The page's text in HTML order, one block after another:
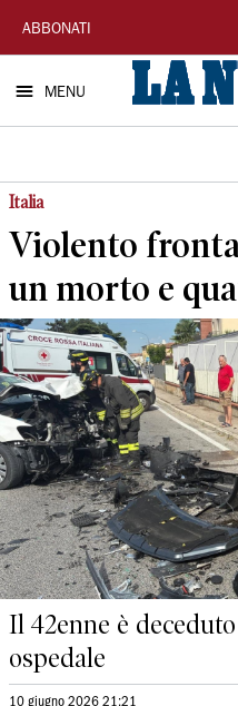
La
Nuova
Sardegna
ABBONATI
MENU
Italia
Violento
un morto e
Il 42enne è
ospedale
10 giugno 2026 21:21